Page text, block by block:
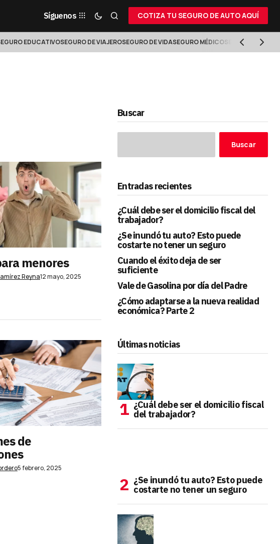
Síguenos COTIZA TU SEGURO DE AUTO AQUÍ
EDUCATIVOSEGURO DE VIAJEROSEGURO DE VIDASEGURO MÉDICOSEGURO DE
menores
Reyna12 mayo, 2025
de
5 febrero, 2025
Buscar
Buscar
Entradas recientes
¿Cuál debe ser el domicilio fiscal del
trabajador?
¿Se inundó tu auto? Esto puede
costarte no tener un seguro
Cuando el éxito deja de ser
suficiente
Vale de Gasolina por día del Padre
¿Cómo adaptarse a la nueva realidad
económica? Parte 2
Últimas noticias
¿Cuál debe ser el domicilio fiscal
del trabajador?
¿Se inundó tu auto? Esto puede
costarte no tener un seguro